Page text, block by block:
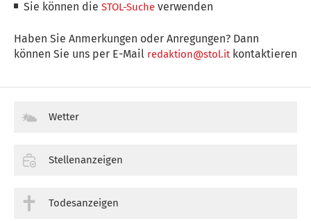
Sie können dieSTOL-Suche verwenden
Haben Sie Anmerkungen oder Anregungen? Dann
können Sie uns per E-Mail redaktion@stol.itkontaktieren
Wetter
Stellenanzeigen
Todesanzeigen